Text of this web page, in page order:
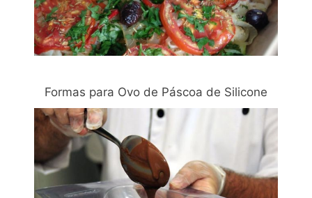
Formas para Ovo de Páscoa de Silicone